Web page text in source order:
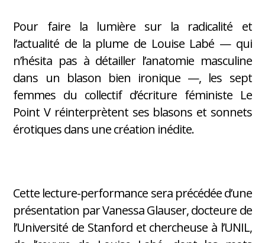
Pour faire la lumière sur la radicalité et
l’actualité de la plume de Louise Labé — qui
n’hésita pas à détailler l’anatomie masculine
dans un blason bien ironique —, les sept
femmes du collectif d’écriture féministe Le
Point V réinterprètent ses blasons et sonnets
érotiques dans une création inédite.
Cette lecture-performance sera précédée d’une
présentation par Vanessa Glauser, docteure de
l’Université de Stanford et chercheuse à l’UNIL,